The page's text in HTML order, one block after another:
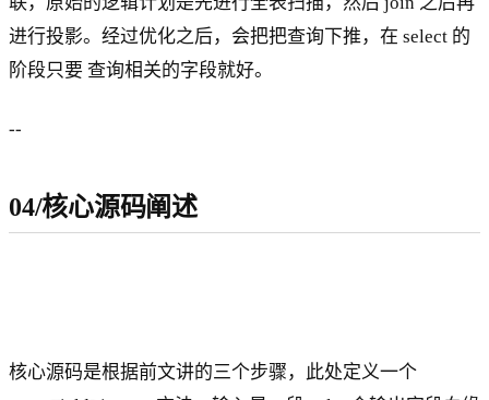
进行投影。经过优化之后，会把把查询下推，在 select 的
阶段只要 查询相关的字段就好。
--
04/核心源码阐述
核心源码是根据前文讲的三个步骤，此处定义一个